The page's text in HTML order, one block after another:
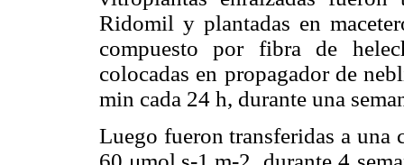
Ridomil y plantadas en
compuesto por fibra de
colocadas en propagador de
min cada 24 h, durante una
Luego fueron transferidas a una